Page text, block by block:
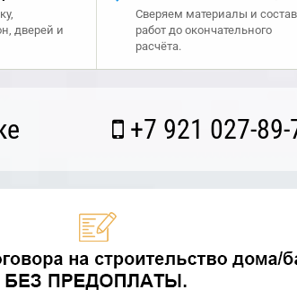
дверей и
Сверяем материалы и состав
работ до окончательного
расчёта.
+7 921 027-89-